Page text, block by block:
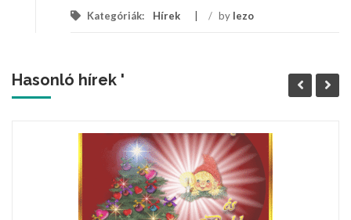
Kategóriák: Hírek / by lezo
Hasonló hírek '